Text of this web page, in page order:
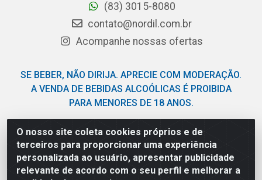
O nosso site coleta cookies próprios e de
terceiros para proporcionar uma experiência
personalizada ao usuário, apresentar publicidade
relevante de acordo com o seu perfil e melhorar a
(83) 3015-8080
contato@nordil.com.br
Acompanhe nossas ofertas
SE BEBER, NÃO DIRIJA. APRECIE COM MODERAÇÃO.
A VENDA DE BEBIDAS ALCOÓLICAS É PROIBIDA
PARA MENORES DE 18 ANOS.
Nordil Distribuidora - Avenida Liberdade, 2738, Bloco F -
Sesi - Bayeux/PB - CEP 58.111-400 - CNPJ
03.775.813/0001-41